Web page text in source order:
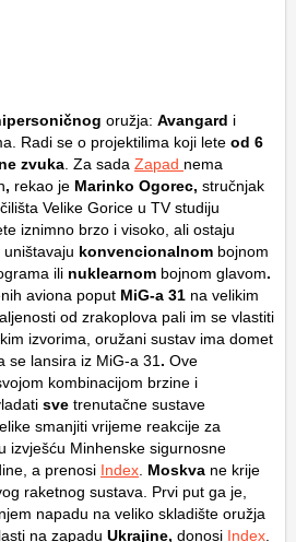
oružja: Avangard i
Radi se o projektilima koji lete od 6
zvuka . Za sada Zapad nema
, rekao je Marinko Ogorec, stručnjak
Velike Gorice u TV studiju
iznimno brzo i visoko, ali ostaju
konvencionalnom bojnom
ili nuklearnom bojnom glavom.
aviona poput MiG-a 31 na velikim
od zrakoplova pali im se vlastiti
izvorima, oružani sustav ima domet
se lansira iz MiG-a 31 . Ove
kombinacijom brzine i
sve trenutačne sustave
smanjiti vrijeme reakcije za
izvješću Minhenske sigurnosne
a prenosi Index Moskva ne krije
raketnog sustava. Prvi put ga je,
napadu na veliko skladište oružja
na zapadu Ukrajine, donosi Index